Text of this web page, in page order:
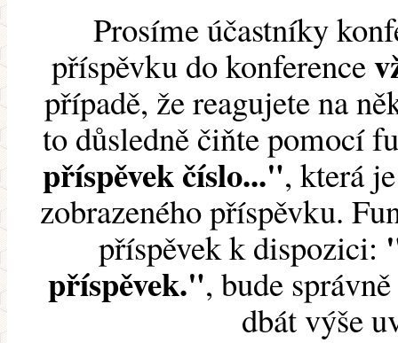
Prosíme účastníky
příspěvku do konference
případě, že reagujete na
to důsledně čiňte pomocí
příspěvek číslo...", která
zobrazeného příspěvku.
příspěvek k dispozici:
příspěvek.", bude
dbát výše